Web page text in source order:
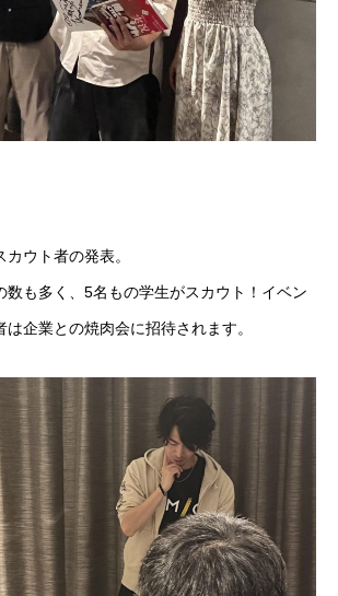
ウト者の発表。
数も多く、5名もの学生がスカウト！イベン
は企業との焼肉会に招待されます。